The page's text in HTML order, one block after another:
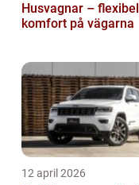
Husvagnar – flexibel
komfort på vägarna
12 april 2026